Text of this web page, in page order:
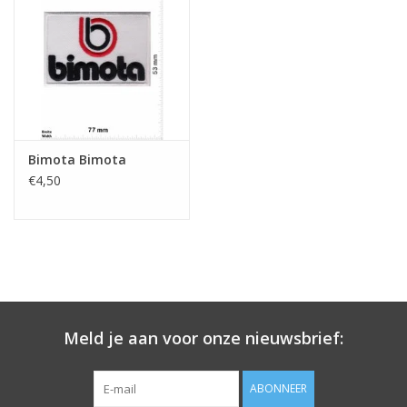
Sleutelhanger
Sticker
Bimota Bimota
€4,50
Meld je aan voor onze nieuwsbrief:
ABONNEER